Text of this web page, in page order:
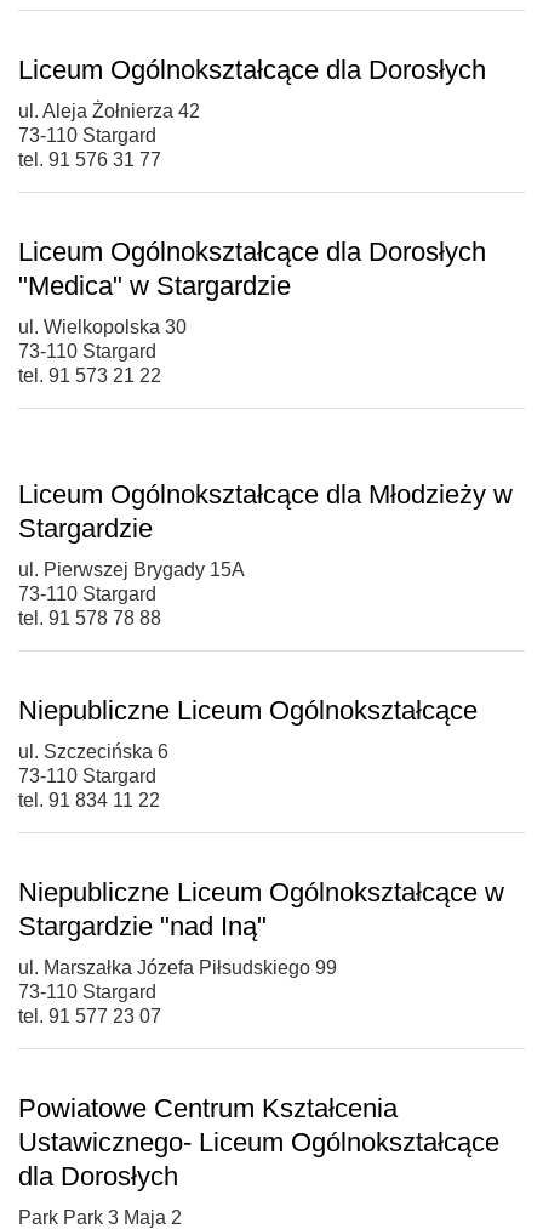
Liceum Ogólnokształcące dla Dorosłych
ul. Aleja Żołnierza 42
73-110 Stargard
tel. 91 576 31 77
Liceum Ogólnokształcące dla Dorosłych
"Medica" w Stargardzie
ul. Wielkopolska 30
73-110 Stargard
tel. 91 573 21 22
Liceum Ogólnokształcące dla Młodzieży w
Stargardzie
ul. Pierwszej Brygady 15A
73-110 Stargard
tel. 91 578 78 88
Niepubliczne Liceum Ogólnokształcące
ul. Szczecińska 6
73-110 Stargard
tel. 91 834 11 22
Niepubliczne Liceum Ogólnokształcące w
Stargardzie "nad Iną"
ul. Marszałka Józefa Piłsudskiego 99
73-110 Stargard
tel. 91 577 23 07
Powiatowe Centrum Kształcenia
Ustawicznego- Liceum Ogólnokształcące
dla Dorosłych
Park Park 3 Maja 2